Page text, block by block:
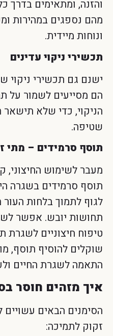
והזנה, ומתאימים בדרך
מהם נספגים במהירות
ונוחות מיידית.
תכשירי ניקוי עדינים
ישנם גם תכשירי ניקוי
הם מסייעים לשמור על
הניקוי, כדי שלא
שטיפה.
תוסף סרמידים – מתי
מעבר לשימוש החיצוני,
תוסף סרמידים בשגרה
לגוף לתמוך בלחות
תחושות יובש. אפשר
טיפוח חיצוניים
שוקלים להוסיף תוסף,
התאמה לשגרת החיים
איך מזהים חוסר
הסימנים הבאים
זקוק לתמיכה: